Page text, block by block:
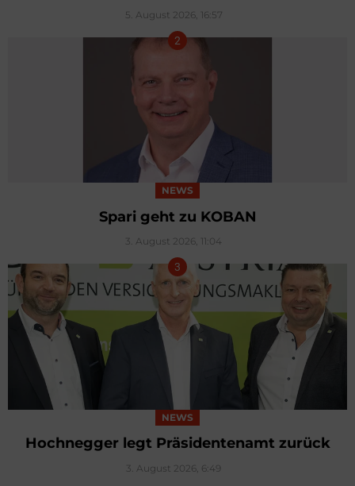
5. August 2026, 16:57
NEWS
Spari geht zu KOBAN
3. August 2026, 11:04
NEWS
Hochnegger legt Präsidentenamt zurück
3. August 2026, 6:49